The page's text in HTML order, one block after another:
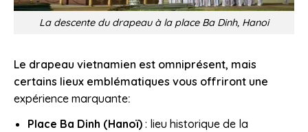
La descente du drapeau à la place Ba Dinh, Hanoi
Le drapeau vietnamien est omniprésent, mais
certains lieux emblématiques vous offriront une
expérience marquante:
Place Ba Dinh (Hanoï) : lieu historique de la